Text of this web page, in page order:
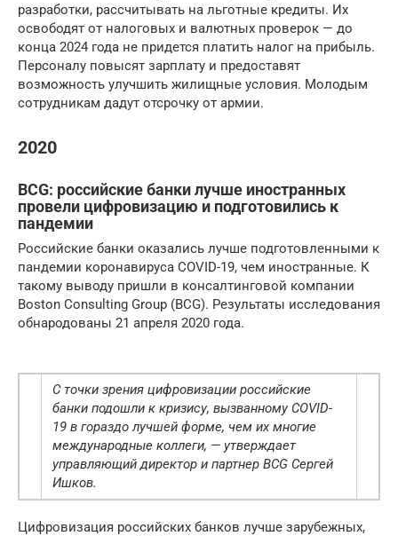
разработки, рассчитывать на льготные кредиты. Их
освободят от налоговых и валютных проверок — до
конца 2024 года не придется платить налог на прибыль.
Персоналу повысят зарплату и предоставят
возможность улучшить жилищные условия. Молодым
сотрудникам дадут отсрочку от армии.
2020
BCG: российские банки лучше иностранных
провели цифровизацию и подготовились к
пандемии
Российские банки оказались лучше подготовленными к
пандемии коронавируса COVID-19, чем иностранные. К
такому выводу пришли в консалтинговой компании
Boston Consulting Group (BCG). Результаты исследования
обнародованы 21 апреля 2020 года.
С точки зрения цифровизации российские
банки подошли к кризису, вызванному COVID-
19 в гораздо лучшей форме, чем их многие
международные коллеги, — утверждает
управляющий директор и партнер BCG Сергей
Ишков.
Цифровизация российских банков лучше зарубежных,